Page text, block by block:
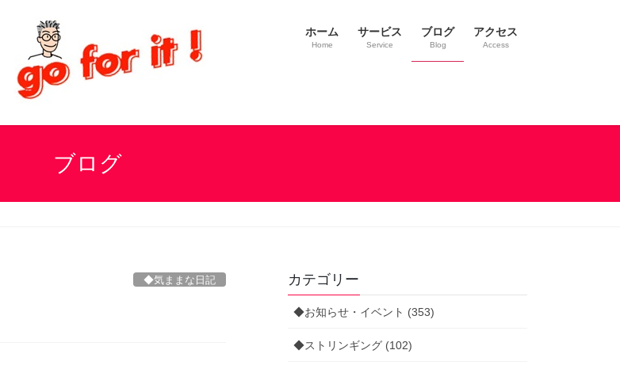
ホーム
Home
サービス
Service
ブログ
Blog
アクセス
Access
ブログ
◆気ままな日記 カテゴリー
◆お知らせ・イベント (353)
◆ストリンギング (102)